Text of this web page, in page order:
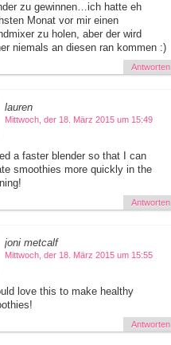
zu gewinnen…ich hatte eh
Monat vor mir einen
zu holen, aber der wird
niemals an diesen ran kommen :)
Antworten
lauren
Mittwoch, der 18. März 2015 um 15:49
a faster blender so that I can
smoothies more quickly in the
Antworten
joni metcalf
Mittwoch, der 18. März 2015 um 15:55
love this to make healthy
Antworten